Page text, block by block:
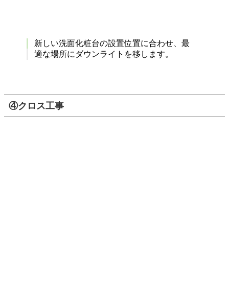
新しい洗面化粧台の設置位置に合わせ、最
適な場所にダウンライトを移します。
④クロス工事